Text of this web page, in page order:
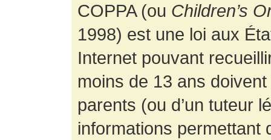
COPPA (ou Children’s
1998) est une loi aux
Internet pouvant
moins de 13 ans
parents (ou d’un tuteur
informations permettant